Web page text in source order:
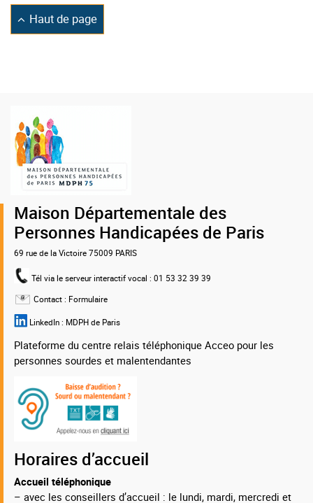
Retourner
en
Haut de page
Logo
de
la
MDPH
Maison Départementale des
Personnes Handicapées de Paris
69 rue de la Victoire 75009 PARIS
Tél via le serveur interactif vocal : 01 53 32 39 39
Contact : Formulaire
LinkedIn : MDPH de Paris
Plateforme du centre relais téléphonique Acceo pour les
personnes sourdes et malentendantes
Horaires d’accueil
Accueil téléphonique
– avec les conseillers d’accueil : le lundi, mardi, mercredi et